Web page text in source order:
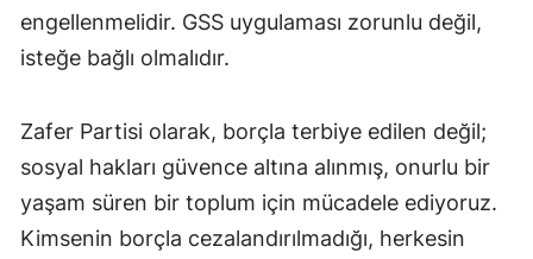
engellenmelidir. GSS uygulaması zorunlu değil,
isteğe bağlı olmalıdır.
Zafer Partisi olarak, borçla terbiye edilen değil;
sosyal hakları güvence altına alınmış, onurlu bir
yaşam süren bir toplum için mücadele ediyoruz.
Kimsenin borçla cezalandırılmadığı, herkesin